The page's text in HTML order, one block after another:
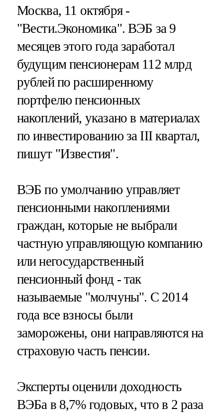
Москва, 11 октября -
"Вести.Экономика".ВЭБ за 9
месяцев этого года заработал
будущим пенсионерам 112 млрд
рублей по расширенному
портфелю пенсионных
накоплений, указано в материалах
по инвестированию за III квартал,
пишут "Известия".
ВЭБ по умолчанию управляет
пенсионными накоплениями
граждан, которые не выбрали
частную управляющую компанию
или негосударственный
пенсионный фонд - так
называемые "молчуны". С 2014
года все взносы были
заморожены, они направляются на
страховую часть пенсии.
Эксперты оценили доходность
ВЭБа в 8,7% годовых, что в 2 раза